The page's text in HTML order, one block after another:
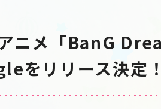
ニメ「BanG
をリリース決定